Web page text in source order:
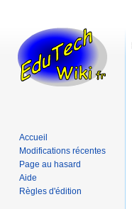
Accueil
Modifications récentes
Page au hasard
Aide
Règles d'édition